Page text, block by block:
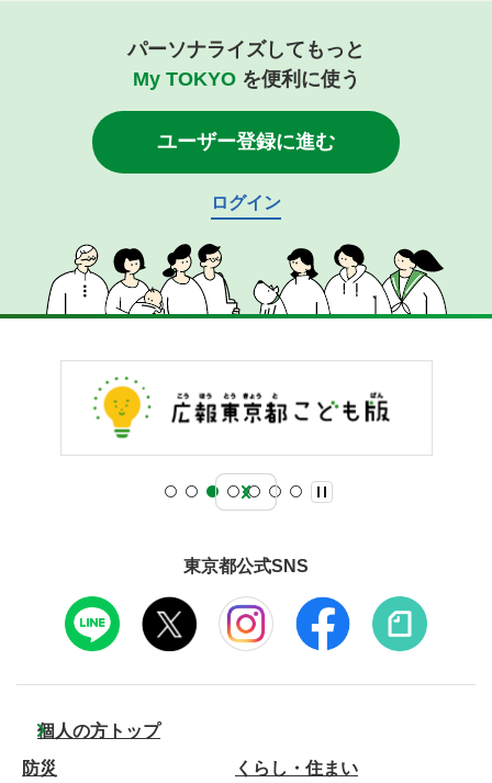
パーソナライズしてもっと
My TOKYOを便利に使う
ユーザー登録に進む
ログイン
東京都公式SNS
個人の方トップ
防災
くらし・住まい